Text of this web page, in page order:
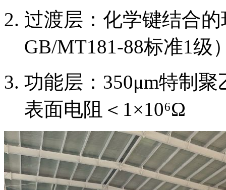
过渡层：化学键结合
GB/MT181-88标准1级
功能层：350μm特制
表面电阻＜1×10⁶Ω